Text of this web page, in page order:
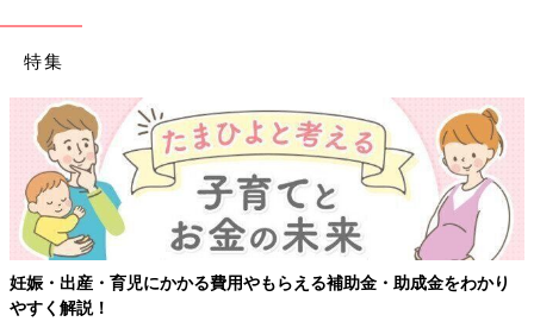
特集
【ワクチン接種できるものも】妊婦の感染症対策、知っておいて！